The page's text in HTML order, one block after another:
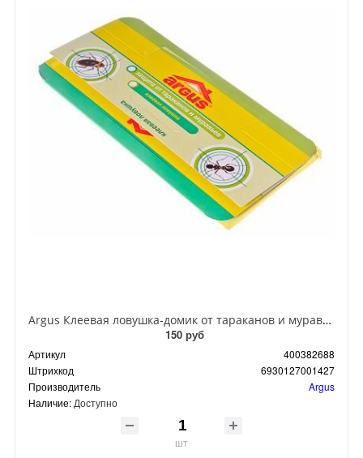
Argus Клеевая ловушка-домик от тараканов и муравьев
150 руб
Артикул
400382688
Штрихкод
6930127001427
Производитель
Argus
Наличие: Доступно
шт